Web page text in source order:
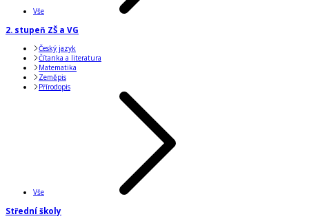
Vše
2. stupeň ZŠ a VG
Český jazyk
Čítanka a literatura
Matematika
Zeměpis
Přírodopis
Vše
Střední školy